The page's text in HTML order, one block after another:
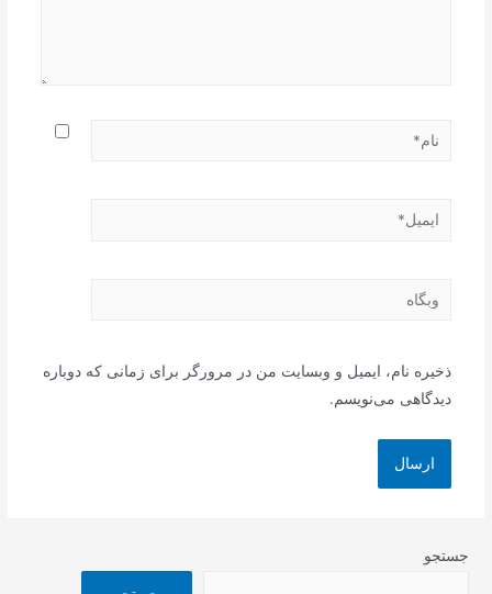
نام*
ایمیل*
وبگاه
ذخیره نام، ایمیل و وبسایت من در مرورگر برای زمانی که دوباره
دیدگاهی می‌نویسم.
جستجو